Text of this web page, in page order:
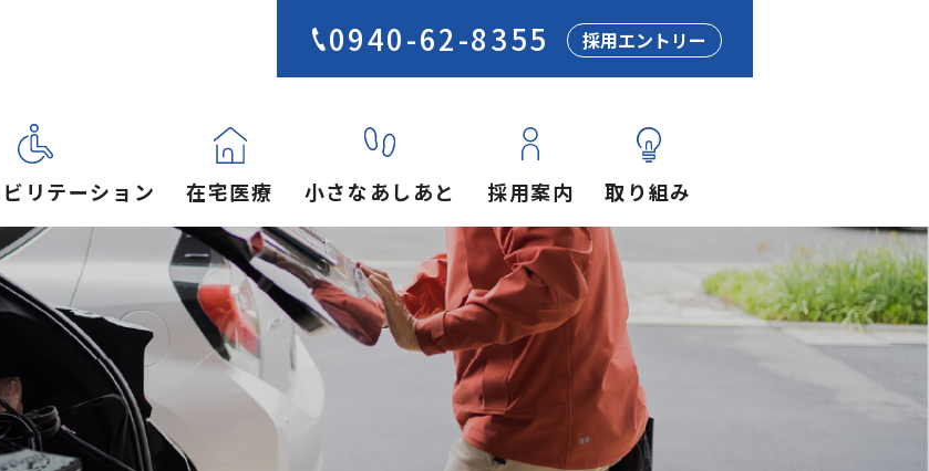
0940-62-8355 採用エントリー
リテーション 在宅医療 小さなあしあと 採用案内 取り組み